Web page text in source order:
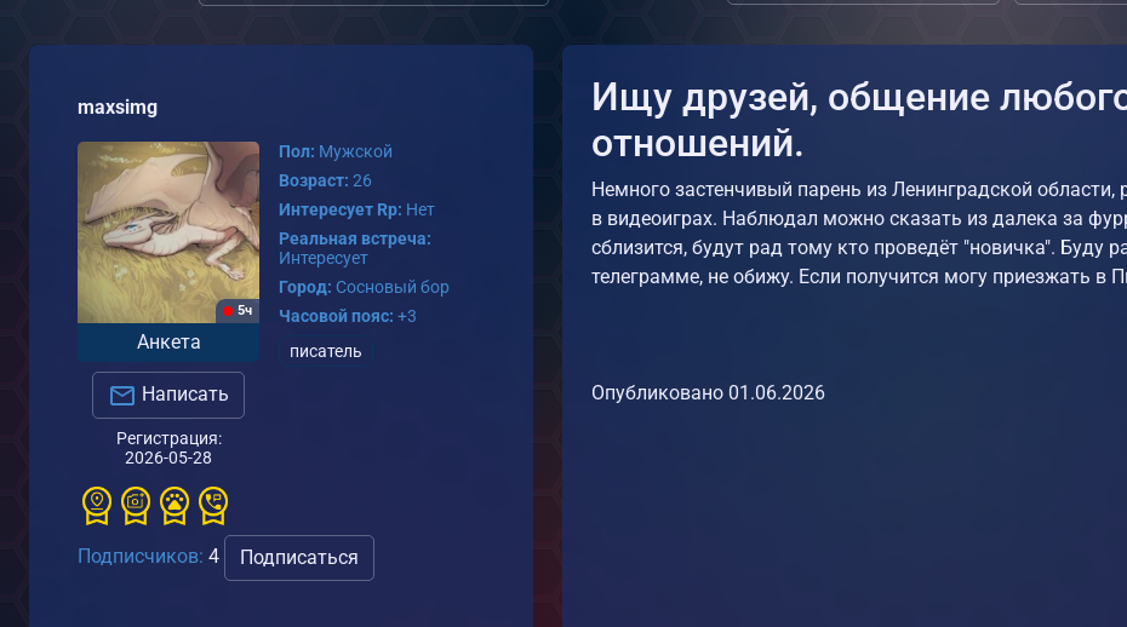
maxsimg
5ч
Анкета
Написать
Регистрация:
2026-05-28
Пол: Мужской
Возраст: 26
Интересует Rp: Нет
Реальная встреча:
Интересует
Город: Сосновый бор
Часовой пояс: +3
писатель
Подписчиков: 4 Подписаться
Ищу друзей, общение
отношений.
Немного застенчивый парень из Ленинградской
в видеоиграх. Наблюдал можно сказать из далека за
сблизится, будут рад тому кто проведёт "новичка". Буду
телеграмме, не обижу. Если получится могу приезжать в
Опубликовано 01.06.2026